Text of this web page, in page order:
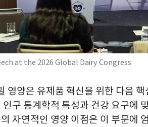
at the 2026 Global Dairy Congress
영양은 유제품 혁신을 위한 다음 핵
구 통계학적 특성과 건강 요구에
자연적인 영양 이점은 이 부문에